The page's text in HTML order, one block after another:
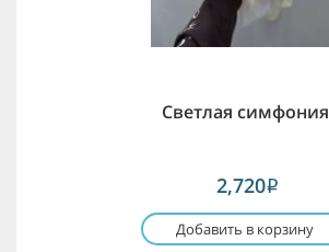
Светлая симфония
2,720i
Добавить в корзину